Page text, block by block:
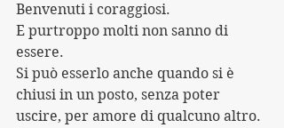
Benvenuti i coraggiosi.
E purtroppo molti non sanno di
essere.
Si può esserlo anche quando si è
chiusi in un posto, senza poter
uscire, per amore di qualcuno altro.